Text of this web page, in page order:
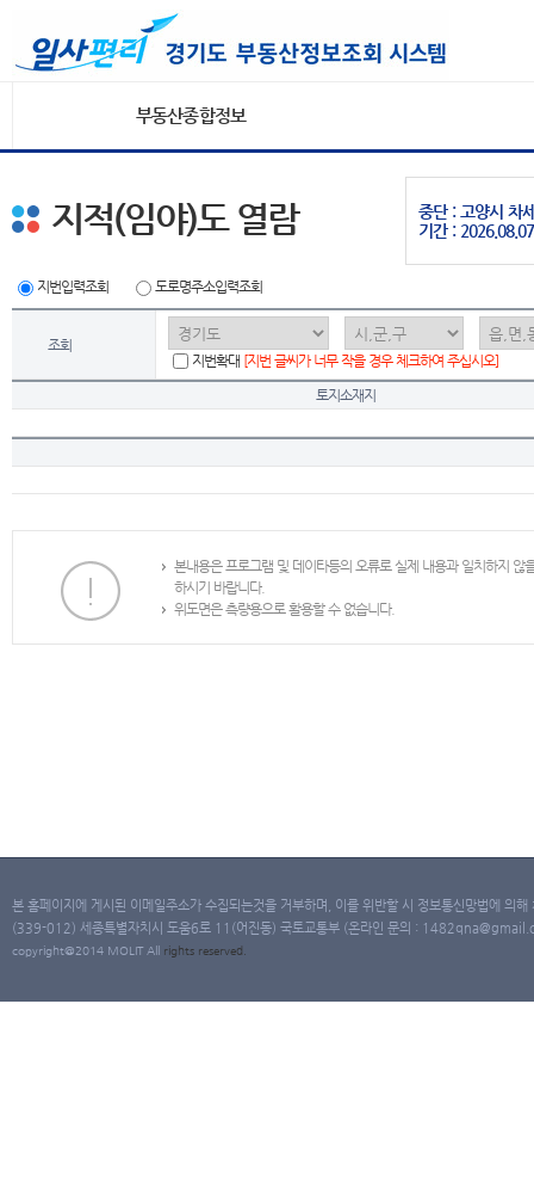
부동산종합정보
중단 : 고양시 차
기간 :
지적(임야)도 열람
지번입력조회 도로명주소입력조회
조회
지번확대 [지번 글씨가 너무 작을 경우 체크하여 주십시오]
토지소재지
본내용은 프로그램 및 데이타등의 오류로 실제 내용과 일치하지
하시기 바랍니다.
위도면은 측량용으로 활용할 수 없습니다.
본 홈페이지에 게시된 이메일주소가 수집되는것을 거부하며, 이를 위반할 시 정보통신망법에 의
(339-012) 세종특별자치시 도움6로 11(어진동) 국토교통부 (온라인 문의 :
copyright@2014 MOLIT All rights reserved.